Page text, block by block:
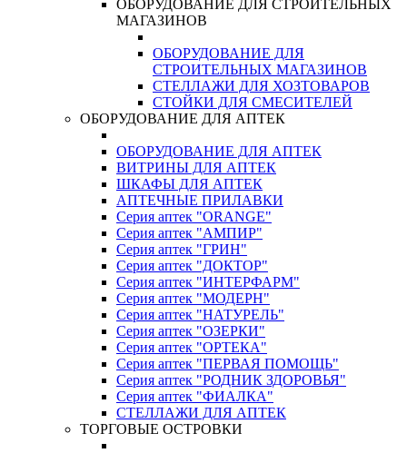
ОБОРУДОВАНИЕ ДЛЯ СТРОИТЕЛЬНЫХ
МАГАЗИНОВ
ОБОРУДОВАНИЕ ДЛЯ
СТРОИТЕЛЬНЫХ МАГАЗИНОВ
СТЕЛЛАЖИ ДЛЯ ХОЗТОВАРОВ
СТОЙКИ ДЛЯ СМЕСИТЕЛЕЙ
ОБОРУДОВАНИЕ ДЛЯ АПТЕК
ОБОРУДОВАНИЕ ДЛЯ АПТЕК
ВИТРИНЫ ДЛЯ АПТЕК
ШКАФЫ ДЛЯ АПТЕК
АПТЕЧНЫЕ ПРИЛАВКИ
Серия аптек "ORANGE"
Серия аптек "АМПИР"
Серия аптек "ГРИН"
Серия аптек "ДОКТОР"
Серия аптек "ИНТЕРФАРМ"
Серия аптек "МОДЕРН"
Серия аптек "НАТУРЕЛЬ"
Серия аптек "ОЗЕРКИ"
Серия аптек "ОРТЕКА"
Серия аптек "ПЕРВАЯ ПОМОЩЬ"
Серия аптек "РОДНИК ЗДОРОВЬЯ"
Серия аптек "ФИАЛКА"
СТЕЛЛАЖИ ДЛЯ АПТЕК
ТОРГОВЫЕ ОСТРОВКИ